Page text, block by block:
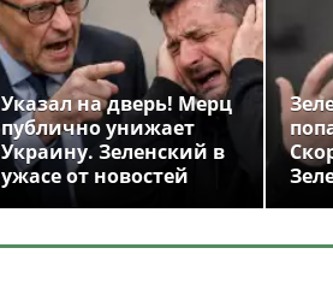
Указал на дверь! Мерц
публично унижает
Украину. Зеленский в
ужасе от новостей